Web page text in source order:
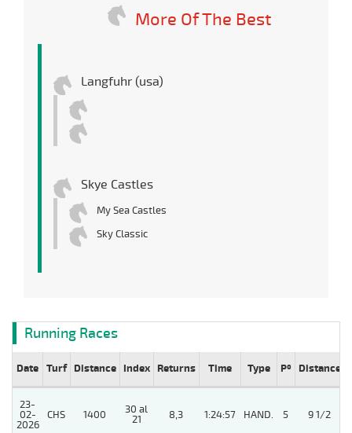
More Of The Best
Langfuhr (usa)
Skye Castles
My Sea Castles
Sky Classic
Running Races
Date Turf Distance Index Returns Time Type Pº Distance
23-
02-
2026
CHS 1400
30 al
21
8,3 1:24:57 HAND. 5 9 1/2